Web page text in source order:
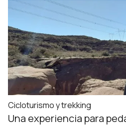
Cicloturismo y trekking
Una experiencia para